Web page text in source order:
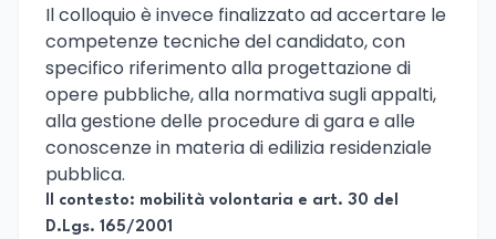
Il colloquio è invece finalizzato ad accertare le
competenze tecniche del candidato, con
specifico riferimento alla progettazione di
opere pubbliche, alla normativa sugli appalti,
alla gestione delle procedure di gara e alle
conoscenze in materia di edilizia residenziale
pubblica.
Il contesto: mobilità volontaria e art. 30 del
D.Lgs. 165/2001